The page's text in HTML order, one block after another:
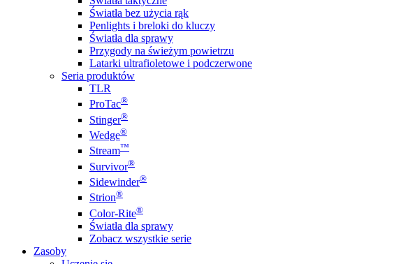
Światła bez użycia rąk
Penlights i breloki do kluczy
Światła dla sprawy
Przygody na świeżym powietrzu
Latarki ultrafioletowe i podczerwone
Seria produktów
TLR
ProTac®
Stinger®
Wedge®
Stream™
Survivor®
Sidewinder®
Strion®
Color-Rite®
Światła dla sprawy
Zobacz wszystkie serie
Zasoby